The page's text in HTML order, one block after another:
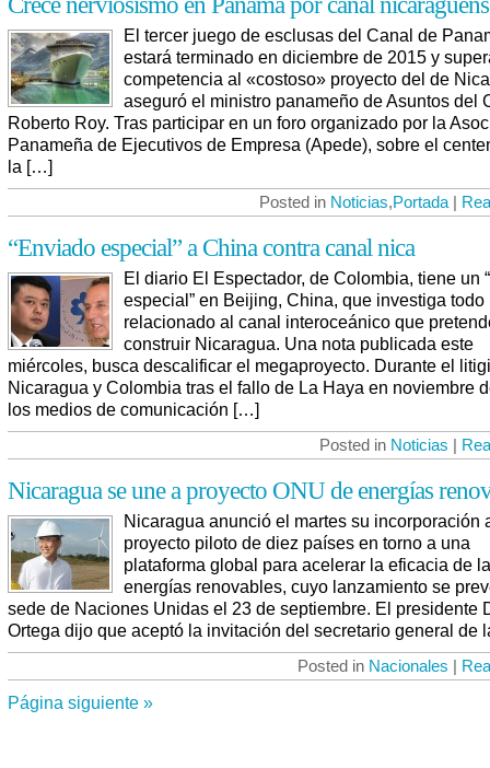
El tercer juego de esclusas del Canal de
estará terminado en diciembre de 2015 y
competencia al «costoso» proyecto del de
aseguró el ministro panameño de Asuntos del
Roberto Roy. Tras participar en un foro organizado por la
Panameña de Ejecutivos de Empresa (Apede), sobre el
la […]
Posted in Noticias,Portada |
“Enviado especial” a China contra canal nica
El diario El Espectador, de Colombia, tiene un
especial” en Beijing, China, que investiga todo
relacionado al canal interoceánico que
construir Nicaragua. Una nota publicada este
miércoles, busca descalificar el megaproyecto. Durante el
Nicaragua y Colombia tras el fallo de La Haya en noviembre
los medios de comunicación […]
Posted in Noticias |
Nicaragua se une a proyecto ONU de energías
Nicaragua anunció el martes su incorporación
proyecto piloto de diez países en torno a una
plataforma global para acelerar la eficacia de
energías renovables, cuyo lanzamiento se
sede de Naciones Unidas el 23 de septiembre. El presidente
Ortega dijo que aceptó la invitación del secretario general de
Posted in Nacionales |
Página siguiente »